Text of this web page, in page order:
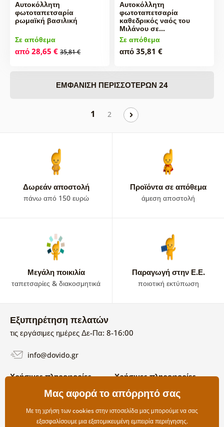
Αυτοκόλλητη
φωτοταπετσαρία
ρωμαϊκή βασιλική
Σε απόθεμα
από 28,65 € 35,81 €
Αυτοκόλλητη
φωτοταπετσαρία
καθεδρικός ναός του
Μιλάνου σε…
Σε απόθεμα
από 35,81 €
ΕΜΦΆΝΙΣΗ ΠΕΡΙΣΣΌΤΕΡΩΝ 24
1 2
Δωρεάν αποστολή
πάνω από 150 ευρώ
Προϊόντα σε απόθεμα
άμεση αποστολή
Μεγάλη ποικιλία
ταπετσαρίες & διακοσμητικά
Παραγωγή στην Ε.Ε.
ποιοτική εκτύπωση
Εξυπηρέτηση πελατών
τις εργάσιμες ημέρες Δε-Πα: 8-16:00
info@dovido.gr
Χρήσιμες πληροφορίες
Όροι χρήσης και επιστροφών
Επιλογές αποστολής και
πληρωμής
Χρήσιμες πληροφορίες
Σχετικά με εμάς
Συχνές Ερωτήσεις
Επικοινωνία
Μας αφορά το απόρρητό σας
Με τη χρήση των cookies στην ιστοσελίδα μας μπορούμε να σας
εξασφαλίσουμε μια εξατομικευμένη εμπειρία περιήγησης.